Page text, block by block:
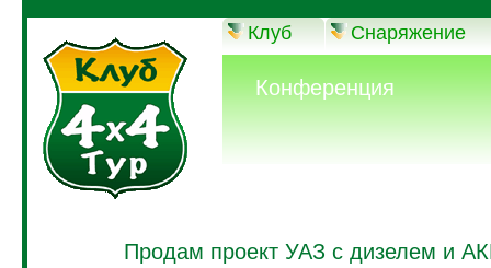
Клуб Снаряжение
Конференция
Продам проект УАЗ с дизелем и